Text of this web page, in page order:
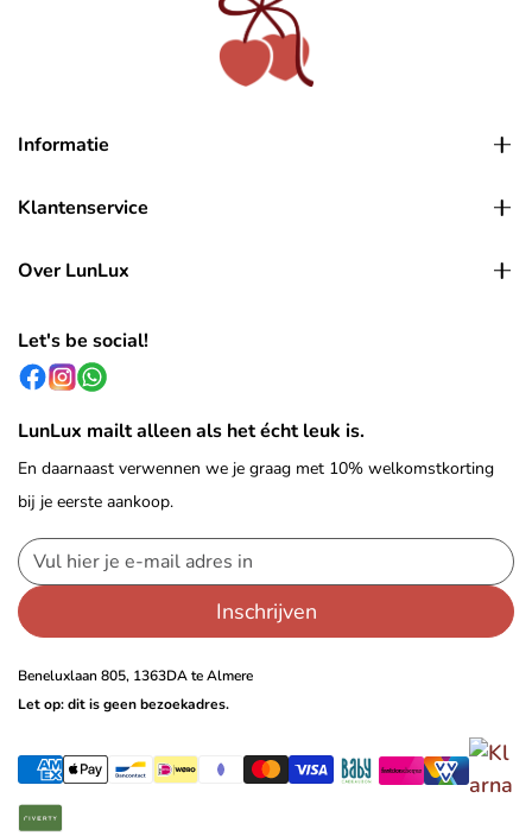
Informatie
Klantenservice
Over LunLux
Let's be social!
LunLux mailt alleen als het écht leuk is.
En daarnaast verwennen we je graag met 10% welkomstkorting
bij je eerste aankoop.
Inschrijven
Beneluxlaan 805, 1363DA te Almere
Let op: dit is geen bezoekadres.